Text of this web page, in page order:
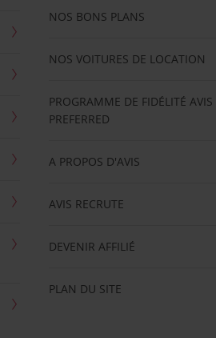
NOS BONS PLANS
NOS VOITURES DE LOCATION
PROGRAMME DE FIDÉLITÉ AVIS
PREFERRED
A PROPOS D'AVIS
AVIS RECRUTE
DEVENIR AFFILIÉ
PLAN DU SITE